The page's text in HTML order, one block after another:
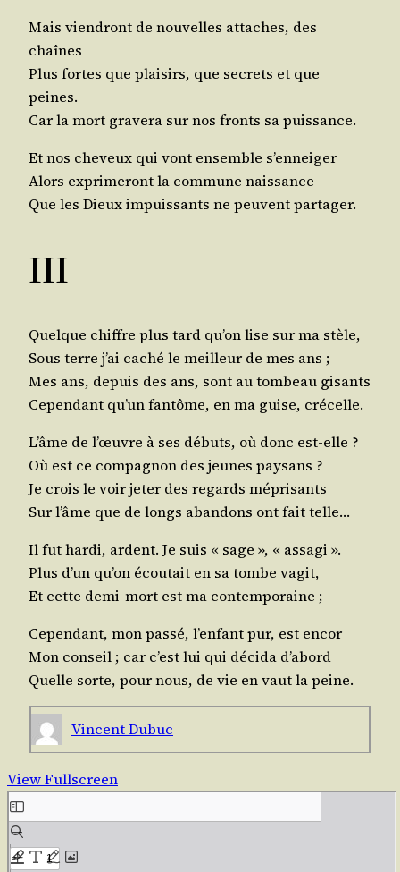
Mais vien­dront de nou­velles attaches, des
chaînes
Plus fortes que plai­sirs, que secrets et que
peines.
Car la mort gra­ve­ra sur nos fronts sa puissance.
Et nos che­veux qui vont ensemble s’enneiger
Alors expri­me­ront la com­mune naissance
Que les Dieux impuis­sants ne peuvent partager.
III
Quelque chiffre plus tard qu’on lise sur ma stèle,
Sous terre j’ai caché le meilleur de mes ans ;
Mes ans, depuis des ans, sont au tom­beau gisants
Cepen­dant qu’un fan­tôme, en ma guise, crécelle.
L’âme de l’œuvre à ses débuts, où donc est‑elle ?
Où est ce com­pa­gnon des jeunes paysans ?
Je crois le voir jeter des regards méprisants
Sur l’âme que de longs aban­dons ont fait telle…
Il fut har­di, ardent. Je suis « sage », « assagi ».
Plus d’un qu’on écou­tait en sa tombe vagit,
Et cette demi‑mort est ma contemporaine ;
Cepen­dant, mon pas­sé, l’enfant pur, est encor
Mon conseil ; car c’est lui qui déci­da d’abord
Quelle sorte, pour nous, de vie en vaut la peine.
Vincent Dubuc
View Fullscreen